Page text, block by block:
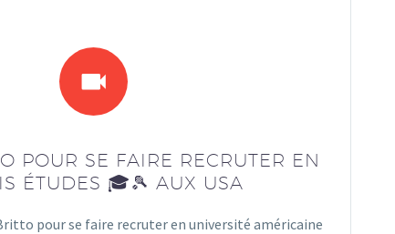
POUR SE FAIRE RECRUTER EN
ÉTUDES 🎓🎾 AUX USA
pour se faire recruter en université américaine